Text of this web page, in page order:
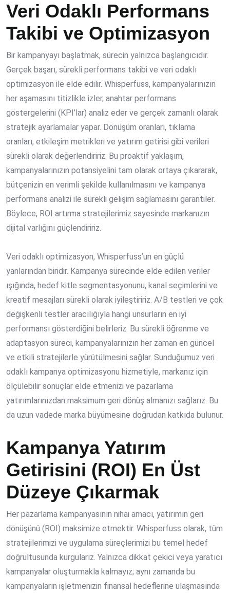
Veri Odaklı Performans
Takibi ve Optimizasyon
Bir kampanyayı başlatmak, sürecin yalnızca başlangıcıdır.
Gerçek başarı, sürekli performans takibi ve veri odaklı
optimizasyon ile elde edilir. Whisperfuss, kampanyalarınızın
her aşamasını titizlikle izler, anahtar performans
göstergelerini (KPI’lar) analiz eder ve gerçek zamanlı olarak
stratejik ayarlamalar yapar. Dönüşüm oranları, tıklama
oranları, etkileşim metrikleri ve yatırım getirisi gibi verileri
sürekli olarak değerlendiririz. Bu proaktif yaklaşım,
kampanyalarınızın potansiyelini tam olarak ortaya çıkararak,
bütçenizin en verimli şekilde kullanılmasını ve kampanya
performans analizi ile sürekli gelişim sağlamasını garantiler.
Böylece, ROI artırma stratejilerimiz sayesinde markanızın
dijital varlığını güçlendiririz.
Veri odaklı optimizasyon, Whisperfuss’un en güçlü
yanlarından biridir. Kampanya sürecinde elde edilen veriler
ışığında, hedef kitle segmentasyonunu, kanal seçimlerini ve
kreatif mesajları sürekli olarak iyileştiririz. A/B testleri ve çok
değişkenli testler aracılığıyla hangi unsurların en iyi
performansı gösterdiğini belirleriz. Bu sürekli öğrenme ve
adaptasyon süreci, kampanyalarınızın her zaman en güncel
ve etkili stratejilerle yürütülmesini sağlar. Sunduğumuz veri
odaklı kampanya optimizasyonu hizmetiyle, markanız için
ölçülebilir sonuçlar elde etmenizi ve pazarlama
yatırımlarınızdan maksimum geri dönüş almanızı sağlarız. Bu
da uzun vadede marka büyümesine doğrudan katkıda bulunur.
Kampanya Yatırım
Getirisini (ROI) En Üst
Düzeye Çıkarmak
Her pazarlama kampanyasının nihai amacı, yatırımın geri
dönüşünü (ROI) maksimize etmektir. Whisperfuss olarak, tüm
stratejilerimizi ve uygulama süreçlerimizi bu temel hedef
doğrultusunda kurgularız. Yalnızca dikkat çekici veya yaratıcı
kampanyalar oluşturmakla kalmayız; aynı zamanda bu
kampanyaların işletmenizin finansal hedeflerine ulaşmasında